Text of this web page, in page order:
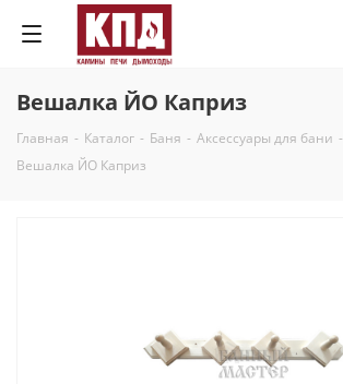
Вешалка ЙО Каприз
Главная - Каталог - Баня - Аксессуары для бани -
Вешалка ЙО Каприз